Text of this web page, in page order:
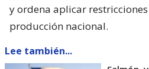
y ordena aplicar
producción nacional.
Lee también...